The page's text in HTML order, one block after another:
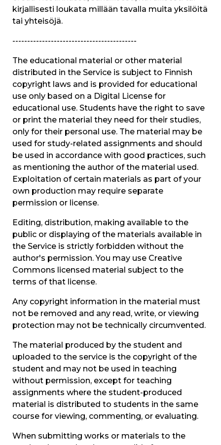
kirjallisesti loukata millään tavalla muita yksilöitä
tai yhteisöjä.
------------------------------------------
The educational material or other material
distributed in the Service is subject to Finnish
copyright laws and is provided for educational
use only based on a Digital License for
educational use. Students have the right to save
or print the material they need for their studies,
only for their personal use. The material may be
used for study-related assignments and should
be used in accordance with good practices, such
as mentioning the author of the material used.
Exploitation of certain materials as part of your
own production may require separate
permission or license.
Editing, distribution, making available to the
public or displaying of the materials available in
the Service is strictly forbidden without the
author's permission. You may use Creative
Commons licensed material subject to the
terms of that license.
Any copyright information in the material must
not be removed and any read, write, or viewing
protection may not be technically circumvented.
The material produced by the student and
uploaded to the service is the copyright of the
student and may not be used in teaching
without permission, except for teaching
assignments where the student-produced
material is distributed to students in the same
course for viewing, commenting, or evaluating.
When submitting works or materials to the